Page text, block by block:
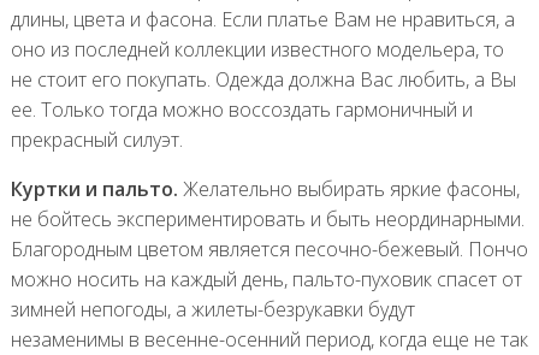
длины, цвета и фасона. Если платье Вам не нравиться, а
оно из последней коллекции известного модельера, то
не стоит его покупать. Одежда должна Вас любить, а Вы
ее. Только тогда можно воссоздать гармоничный и
прекрасный силуэт.
Куртки и пальто. Желательно выбирать яркие фасоны,
не бойтесь экспериментировать и быть неординарными.
Благородным цветом является песочно-бежевый. Пончо
можно носить на каждый день, пальто-пуховик спасет от
зимней непогоды, а жилеты-безрукавки будут
незаменимы в весенне-осенний период, когда еще не так